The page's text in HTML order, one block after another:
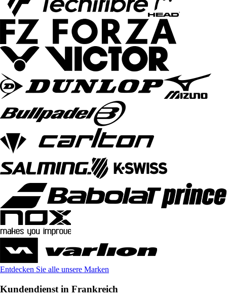
Entdecken Sie alle unsere Marken
Kundendienst in Frankreich